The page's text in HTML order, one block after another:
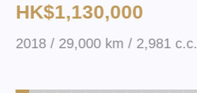
HK$1,130,000
2018 / 29,000 km / 2,981 c.c.